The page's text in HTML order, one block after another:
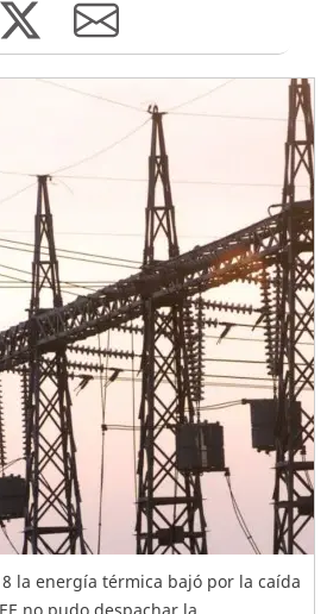
la energía térmica bajó por la caída